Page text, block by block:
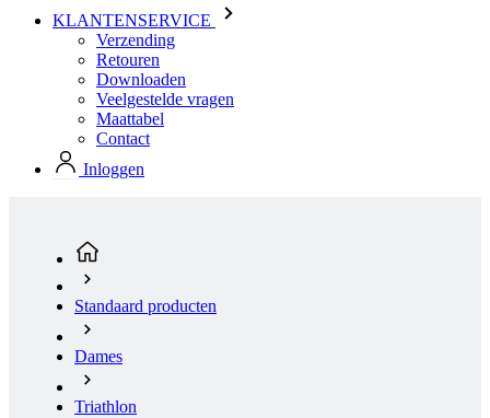
KLANTENSERVICE
Verzending
Retouren
Downloaden
Veelgestelde vragen
Maattabel
Contact
Inloggen
Standaard producten
Dames
Triathlon